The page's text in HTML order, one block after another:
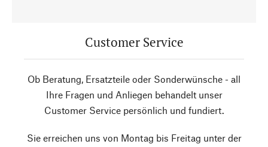
Customer Service
Ob Beratung, Ersatzteile oder Sonderwünsche - all
Ihre Fragen und Anliegen behandelt unser
Customer Service persönlich und fundiert.
Sie erreichen uns von Montag bis Freitag unter der